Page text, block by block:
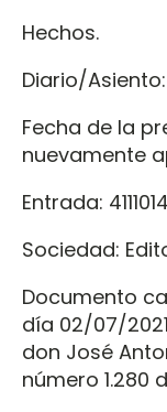
Hechos.
Diario/Asiento:
Fecha de la
nuevamente
Entrada:
Sociedad:
Documento
día 02/07/
don José
número 1.280